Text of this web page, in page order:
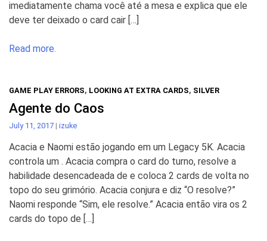
imediatamente chama você até a mesa e explica que ele
deve ter deixado o card cair […]
Read more.
GAME PLAY ERRORS, LOOKING AT EXTRA CARDS, SILVER
Agente do Caos
July 11, 2017 | izuke
Acacia e Naomi estão jogando em um Legacy 5K. Acacia
controla um . Acacia compra o card do turno, resolve a
habilidade desencadeada de e coloca 2 cards de volta no
topo do seu grimório. Acacia conjura e diz “O resolve?”
Naomi responde “Sim, ele resolve.” Acacia então vira os 2
cards do topo de […]